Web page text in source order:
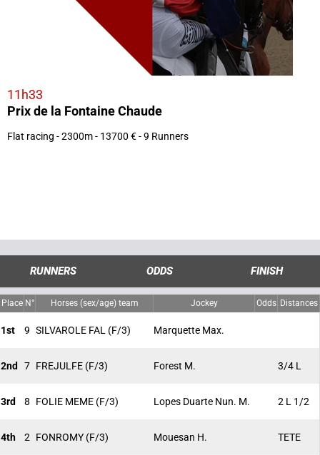
11h33
Prix de la Fontaine Chaude
Flat racing - 2300m - 13700 € - 9 Runners
RUNNERS ODDS FINISH
Place N° Horses (sex/age) team Jockey Odds Distances
1st 9 SILVAROLE FAL (F/3) Marquette Max.
2nd 7 FREJULFE (F/3) Forest M. 3/4 L
3rd 8 FOLIE MEME (F/3) Lopes Duarte Nun. M. 2 L 1/2
4th 2 FONROMY (F/3) Mouesan H. TETE